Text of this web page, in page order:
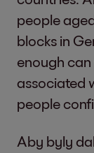
people
blocks in
enough
associated
people
Aby byly